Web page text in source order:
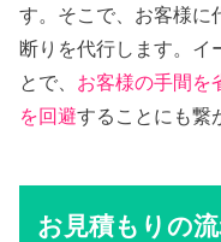
す。そこで、お客様に
断りを代行します。イ
とで、 お客様の手間を
を回避することにも繋
お見積もりの